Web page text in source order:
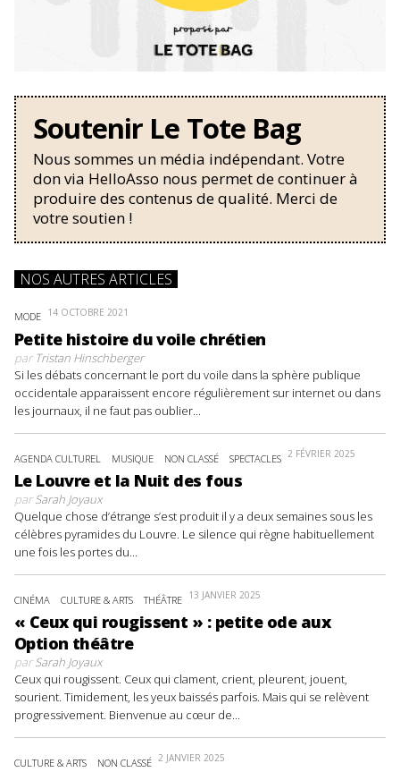
Soutenir Le Tote Bag
Nous sommes un média indépendant. Votre
don via HelloAsso nous permet de continuer à
produire des contenus de qualité. Merci de
votre soutien !
NOS AUTRES ARTICLES
MODE 14 OCTOBRE 2021
Petite histoire du voile chrétien
parTristan Hinschberger
Si les débats concernant le port du voile dans la sphère publique
occidentale apparaissent encore régulièrement sur internet ou dans
les journaux, il ne faut pas oublier...
AGENDA CULTUREL MUSIQUE NON CLASSÉ SPECTACLES 2 FÉVRIER 2025
Le Louvre et la Nuit des fous
parSarah Joyaux
Quelque chose d’étrange s’est produit il y a deux semaines sous les
célèbres pyramides du Louvre. Le silence qui règne habituellement
une fois les portes du...
CINÉMA CULTURE & ARTS THÉÂTRE 13 JANVIER 2025
« Ceux qui rougissent » : petite ode aux
Option théâtre
parSarah Joyaux
Ceux qui rougissent. Ceux qui clament, crient, pleurent, jouent,
sourient. Timidement, les yeux baissés parfois. Mais qui se relèvent
progressivement. Bienvenue au cœur de...
CULTURE & ARTS NON CLASSÉ 2 JANVIER 2025